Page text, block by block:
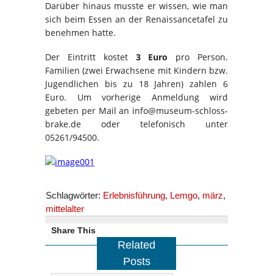
Darüber hinaus musste er wissen, wie man
sich beim Essen an der Renaissancetafel zu
benehmen hatte.
Der Eintritt kostet 3 Euro pro Person.
Familien (zwei Erwachsene mit Kindern bzw.
Jugendlichen bis zu 18 Jahren) zahlen 6
Euro. Um vorherige Anmeldung wird
gebeten per Mail an info@museum-schloss-
brake.de oder telefonisch unter
05261/94500.
Schlagwörter: Erlebnisführung, Lemgo, märz,
mittelalter
Share This
Related
Posts